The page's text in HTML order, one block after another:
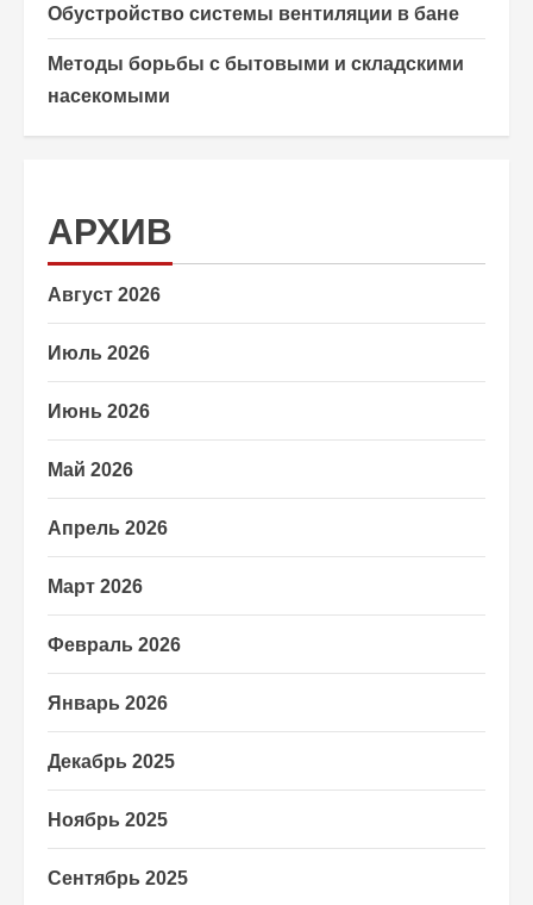
Обустройство системы вентиляции в бане
Методы борьбы с бытовыми и складскими
насекомыми
АРХИВ
Август 2026
Июль 2026
Июнь 2026
Май 2026
Апрель 2026
Март 2026
Февраль 2026
Январь 2026
Декабрь 2025
Ноябрь 2025
Сентябрь 2025